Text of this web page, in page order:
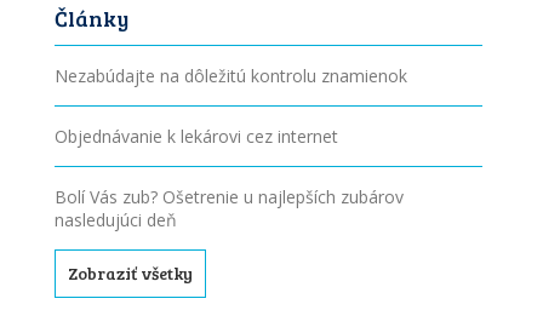
Články
Nezabúdajte na dôležitú kontrolu znamienok
Objednávanie k lekárovi cez internet
Bolí Vás zub? Ošetrenie u najlepších zubárov
nasledujúci deň
Zobraziť všetky